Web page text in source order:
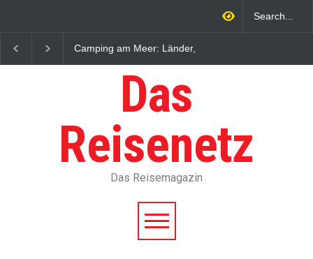
Frauen ohne Bikini-Oberteil
Buchung
Das
Reisenetz
Das Reisemagazin